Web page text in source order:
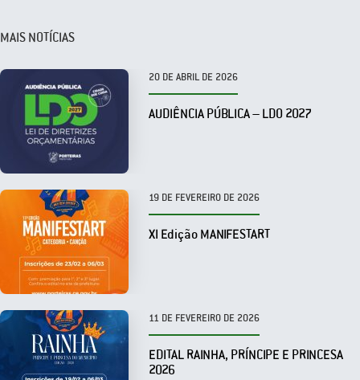
MAIS NOTÍCIAS
20 DE ABRIL DE 2026
AUDIÊNCIA PÚBLICA – LDO 2027
19 DE FEVEREIRO DE 2026
XI Edição MANIFESTART
11 DE FEVEREIRO DE 2026
EDITAL RAINHA, PRÍNCIPE E PRINCESA
2026